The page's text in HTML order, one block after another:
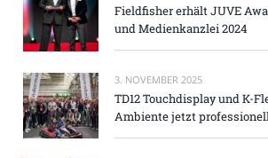
Fieldfisher erhält JUVE
und Medienkanzlei 2024
3. NOVEMBER 2025
TD12 Touchdisplay und K-
Ambiente jetzt